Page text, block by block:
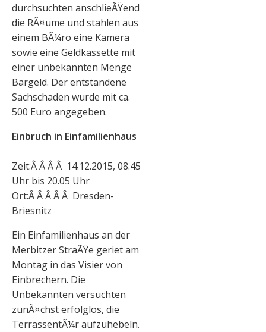
durchsuchten anschlieÃŸend
die RÃ¤ume und stahlen aus
einem BÃ¼ro eine Kamera
sowie eine Geldkassette mit
einer unbekannten Menge
Bargeld. Der entstandene
Sachschaden wurde mit ca.
500 Euro angegeben.
Einbruch in Einfamilienhaus
Zeit:Â Â Â Â 14.12.2015, 08.45
Uhr bis 20.05 Uhr
Ort:Â Â Â Â Â Dresden-
Briesnitz
Ein Einfamilienhaus an der
Merbitzer StraÃŸe geriet am
Montag in das Visier von
Einbrechern. Die
Unbekannten versuchten
zunÃ¤chst erfolglos, die
TerrassentÃ¼r aufzuhebeln.